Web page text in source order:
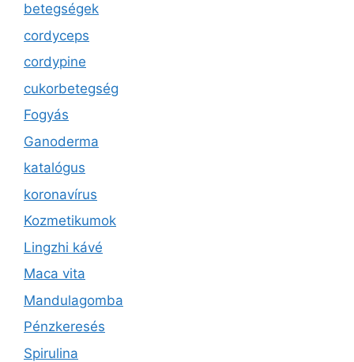
betegségek
cordyceps
cordypine
cukorbetegség
Fogyás
Ganoderma
katalógus
koronavírus
Kozmetikumok
Lingzhi kávé
Maca vita
Mandulagomba
Pénzkeresés
Spirulina